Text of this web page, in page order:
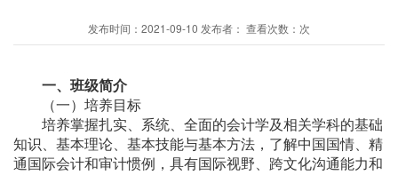
发布时间：2021-09-10 发布者： 查看次数：次
一、 班级简介
（一）培养目标
培养掌握扎实 、系统、全面的会计学及相关学科的基础
知识、基本理论、基本技能与基本方法，了解中国国情、精
通国际会计和审计惯例，具有国际视野、跨文化沟通能力和